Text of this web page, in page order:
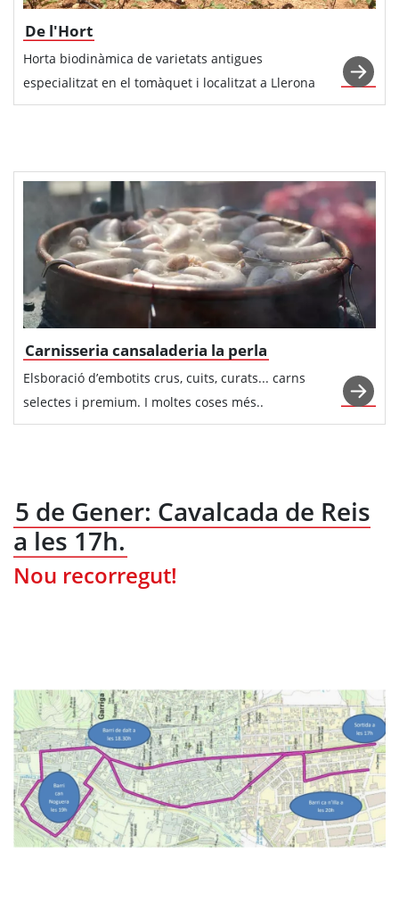
De l'Hort
Horta biodinàmica de varietats antigues
especialitzat en el tomàquet i localitzat a Llerona
Carnisseria cansaladeria la perla
Elsboració d’embotits crus, cuits, curats... carns
selectes i premium. I moltes coses més..
5 de Gener: Cavalcada de Reis
a les 17h.
Nou recorregut!